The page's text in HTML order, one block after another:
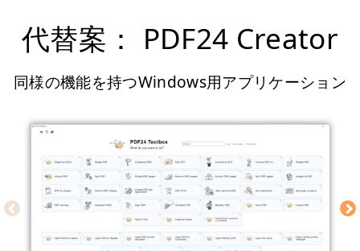
代替案： PDF24 Creator
同様の機能を持つWindows用アプリケーション